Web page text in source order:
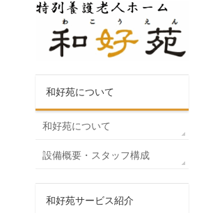
和好苑について
和好苑について
設備概要・スタッフ構成
和好苑サービス紹介